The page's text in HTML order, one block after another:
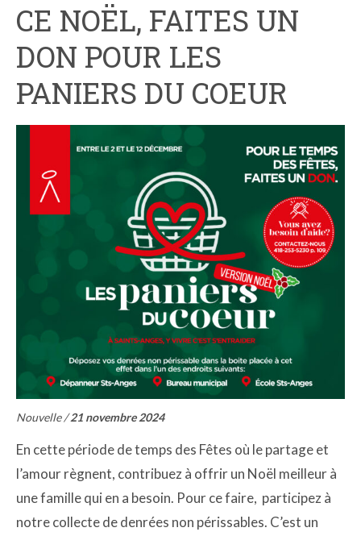
CE NOËL, FAITES UN
DON POUR LES
PANIERS DU COEUR
Nouvelle /21 novembre 2024
En cette période de temps des Fêtes où le partage et
l’amour règnent, contribuez à offrir un Noël meilleur à
une famille qui en a besoin. Pour ce faire, participez à
notre collecte de denrées non périssables. C’est un